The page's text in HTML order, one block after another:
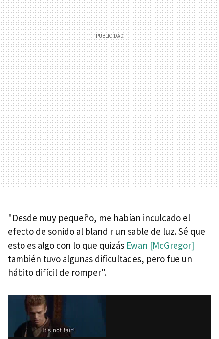
"Desde muy pequeño, me habían inculcado el
efecto de sonido al blandir un sable de luz. Sé que
esto es algo con lo que quizás Ewan [McGregor]
también tuvo algunas dificultades, pero fue un
hábito difícil de romper".